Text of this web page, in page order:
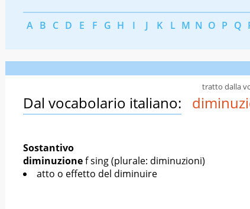
A B C D E F G H I J K L M N O P Q
Dal vocabolario italiano:
Sostantivo
diminuzionef sing(plurale: diminuzioni)
atto o effetto del diminuire
tratto dalla